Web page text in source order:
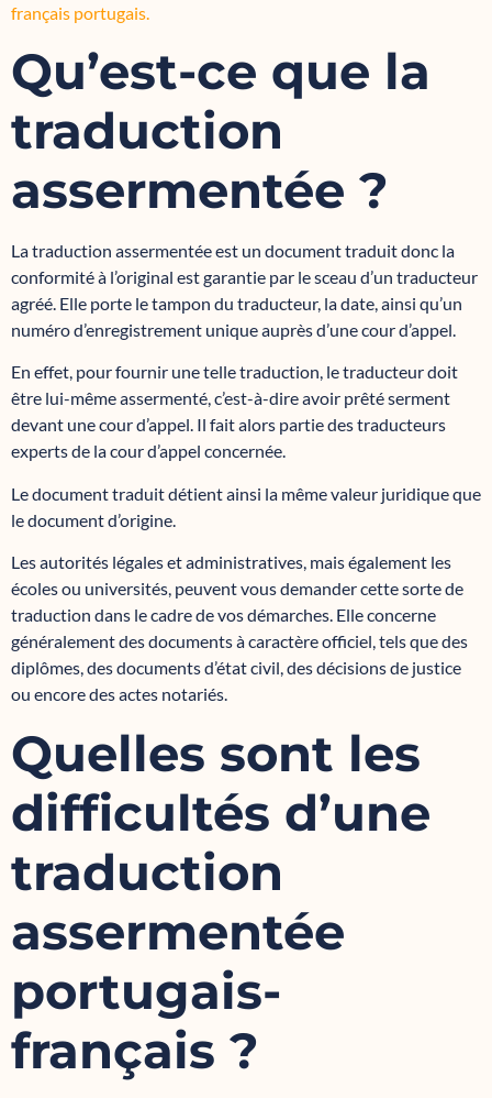
français portugais.
Qu’est-ce que la
traduction
assermentée ?
La traduction assermentée est un document traduit donc la
conformité à l’original est garantie par le sceau d’un traducteur
agréé. Elle porte le tampon du traducteur, la date, ainsi qu’un
numéro d’enregistrement unique auprès d’une cour d’appel.
En effet, pour fournir une telle traduction, le traducteur doit
être lui-même assermenté, c’est-à-dire avoir prêté serment
devant une cour d’appel. Il fait alors partie des traducteurs
experts de la cour d’appel concernée.
Le document traduit détient ainsi la même valeur juridique que
le document d’origine.
Les autorités légales et administratives, mais également les
écoles ou universités, peuvent vous demander cette sorte de
traduction dans le cadre de vos démarches. Elle concerne
généralement des documents à caractère officiel, tels que des
diplômes, des documents d’état civil, des décisions de justice
ou encore des actes notariés.
Quelles sont les
difficultés d’une
traduction
assermentée
portugais-
français ?